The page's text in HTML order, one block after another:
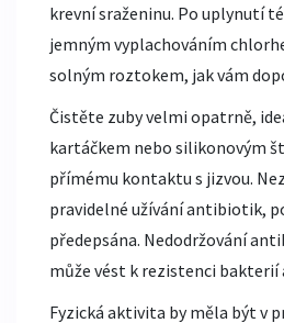
krevní sraženinu. Po uplynutí
jemným vyplachováním
solným roztokem, jak vám
Čistěte zuby velmi opatrně,
kartáčkem nebo silikonovým
přímému kontaktu s jizvou.
pravidelné užívání antibiotik,
předepsána. Nedodržování
může vést k rezistenci bakterií
Fyzická aktivita by měla být v